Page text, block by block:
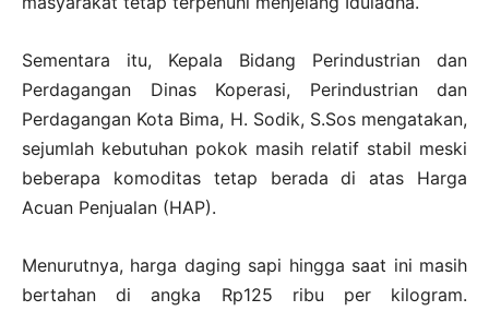
Sementara itu, Kepala Bidang Perindustrian dan
Perdagangan Dinas Koperasi, Perindustrian dan
Perdagangan Kota Bima, H. Sodik, S.Sos mengatakan,
sejumlah kebutuhan pokok masih relatif stabil meski
beberapa komoditas tetap berada di atas Harga
Acuan Penjualan (HAP).
Menurutnya, harga daging sapi hingga saat ini masih
bertahan di angka Rp125 ribu per kilogram.